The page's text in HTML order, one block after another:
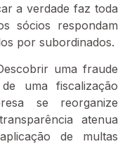
a verdade faz toda
sócios respondam
por subordinados.
uma fraude
uma fiscalização
se reorganize
atenua
de multas